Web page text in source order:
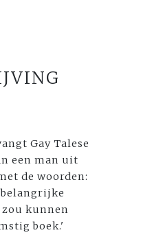
Gay Talese
een man uit
de woorden:
kunnen
boek.'